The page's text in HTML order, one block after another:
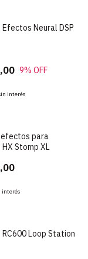
Neural DSP
9% OFF
interés
para
Stomp XL
interés
Loop Station